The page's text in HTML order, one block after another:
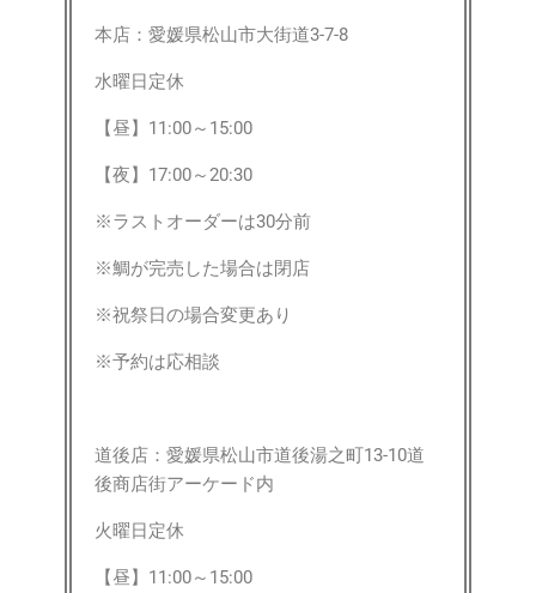
本店：愛媛県松山市大街道3-7-8
水曜日定休
【昼】11:00～15:00
【夜】17:00～20:30
※ラストオーダーは30分前
※鯛が完売した場合は閉店
※祝祭日の場合変更あり
※予約は応相談
道後店：愛媛県松山市道後湯之町13-10道
後商店街アーケード内
火曜日定休
【昼】11:00～15:00